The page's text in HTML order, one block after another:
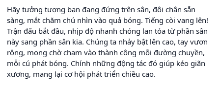
Hãy tưởng tượng bạn đang đứng trên sân, đôi chân sẵn
sàng, mắt chăm chú nhìn vào quả bóng. Tiếng còi vang lên!
Trận đấu bắt đầu, nhịp độ nhanh chóng lan tỏa từ phần sân
này sang phần sân kia. Chúng ta nhảy bật lên cao, tay vươn
rộng, mong chờ chạm vào thành công mỗi đường chuyền,
mỗi cú phát bóng. Chính những động tác đó giúp kéo giãn
xương, mang lại cơ hội phát triển chiều cao.